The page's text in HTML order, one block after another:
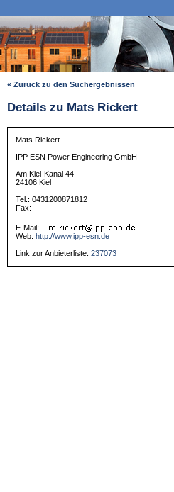
« Zurück zu den Suchergebnissen
Details zu Mats Rickert
Mats Rickert
IPP ESN Power Engineering GmbH
Am Kiel-Kanal 44
24106 Kiel
Tel.: 0431200871812
Fax:
E-Mail:
Web: http://www.ipp-esn.de
Link zur Anbieterliste:237073